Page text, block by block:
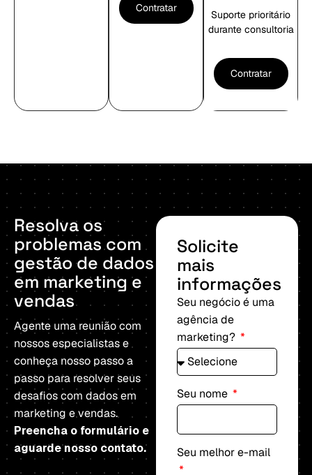
Contratar
Suporte prioritário
durante consultoria
Contratar
Resolva os
problemas com
gestão de dados
em marketing e
vendas
Agente uma reunião com
nossos especialistas e
conheça nosso passo a
passo para resolver seus
desafios com dados em
marketing e vendas.
Preencha o formulário e
aguarde nosso contato.
Solicite
mais
informações
Seu negócio é uma
agência de
marketing?
Seu nome
Seu melhor e-mail